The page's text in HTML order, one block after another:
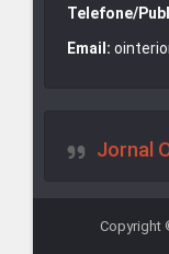
Telefone/
Email:
Jornal
Copyright